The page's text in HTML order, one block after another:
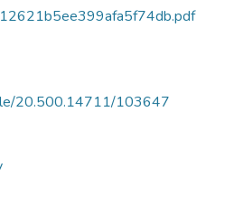
20.500.14711/103647